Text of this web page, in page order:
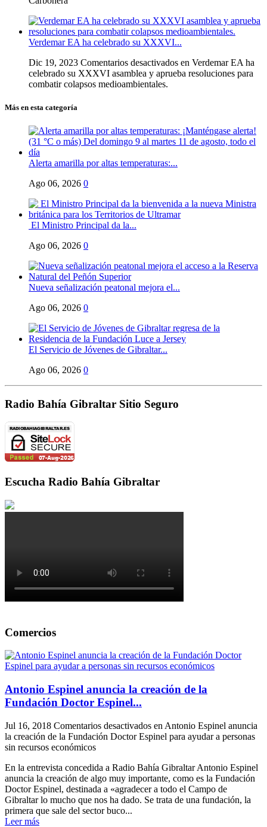
Verdemar EA ha celebrado su XXXVI...
Dic 19, 2023 Comentarios desactivados en Verdemar EA ha
celebrado su XXXVI asamblea y aprueba resoluciones para
combatir colapsos medioambientales.
Más en esta categoría
Alerta amarilla por altas temperaturas:...
Ago 06, 2026 0
El Ministro Principal da la...
Ago 06, 2026 0
Nueva señalización peatonal mejora el...
Ago 06, 2026 0
El Servicio de Jóvenes de Gibraltar...
Ago 06, 2026 0
Radio Bahía Gibraltar Sitio Seguro
Escucha Radio Bahía Gibraltar
Comercios
Antonio Espinel anuncia la creación de la
Fundación Doctor Espinel...
Jul 16, 2018 Comentarios desactivados en Antonio Espinel anuncia
la creación de la Fundación Doctor Espinel para ayudar a personas
sin recursos económicos
En la entrevista concedida a Radio Bahía Gibraltar Antonio Espinel
anuncia la creación de algo muy importante, como es la Fundación
Doctor Espinel, destinada a «agradecer a todo el Campo de
Gibraltar lo mucho que nos ha dado. Se trata de una fundación, la
primera que sale del sector buco...
Leer más